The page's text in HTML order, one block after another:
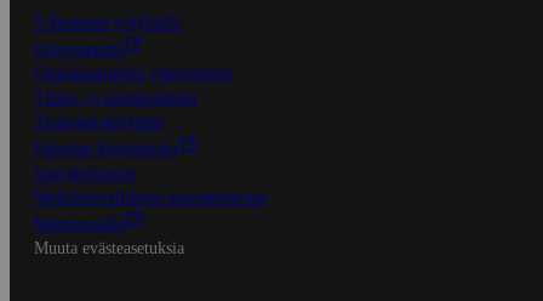
S-Business yrityksille
Oiva-raportit
Osuuskauppojen yhteystiedot
Tilaus- ja toimitusehdot
Tietosuojakäytäntö
Palvelun käyttöehdot
Saavutettavuus
Mobiilisovelluksen saavutettavuus
Mainostajalle
Muuta evästeasetuksia